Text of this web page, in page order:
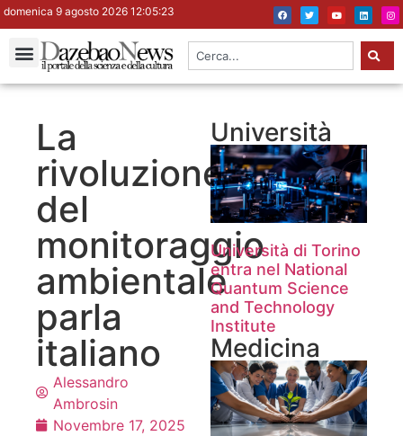
domenica 9 agosto 2026 12:05:24
La
rivoluzione
del
monitoraggio
ambientale
parla
italiano
Alessandro
Ambrosin
Novembre 17, 2025
Università
Università di Torino
entra nel National
Quantum Science
and Technology
Institute
Medicina